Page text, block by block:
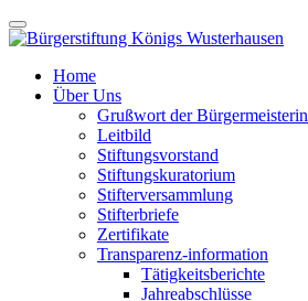
Home
Über Uns
Grußwort der Bürgermeisterin
Leitbild
Stiftungsvorstand
Stiftungskuratorium
Stifterversammlung
Stifterbriefe
Zertifikate
Transparenz-information
Tätigkeitsberichte
Jahreabschlüsse